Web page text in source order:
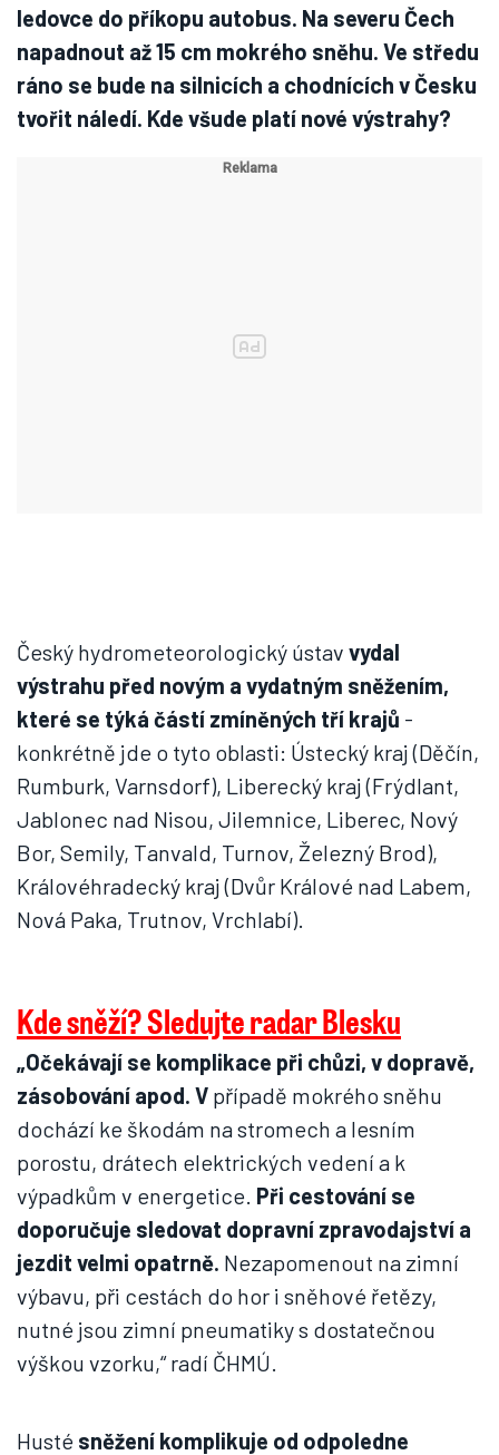
ledovce do příkopu autobus. Na severu Čech
napadnout až 15 cm mokrého sněhu. Ve středu
ráno se bude na silnicích a chodnících v Česku
tvořit náledí. Kde všude platí nové výstrahy?
Český hydrometeorologický ústav vydal
výstrahu před novým a vydatným sněžením,
které se týká částí zmíněných tří krajů -
konkrétně jde o tyto oblasti: Ústecký kraj (Děčín,
Rumburk, Varnsdorf), Liberecký kraj (Frýdlant,
Jablonec nad Nisou, Jilemnice, Liberec, Nový
Bor, Semily, Tanvald, Turnov, Železný Brod),
Královéhradecký kraj (Dvůr Králové nad Labem,
Nová Paka, Trutnov, Vrchlabí).
Kde sněží? Sledujte radar Blesku
„Očekávají se komplikace při chůzi, v dopravě,
zásobování apod. V případě mokrého sněhu
dochází ke škodám na stromech a lesním
porostu, drátech elektrických vedení a k
výpadkům v energetice. Při cestování se
doporučuje sledovat dopravní zpravodajství a
jezdit velmi opatrně. Nezapomenout na zimní
výbavu, při cestách do hor i sněhové řetězy,
nutné jsou zimní pneumatiky s dostatečnou
výškou vzorku,“ radí ČHMÚ.
Husté sněžení komplikuje od odpoledne